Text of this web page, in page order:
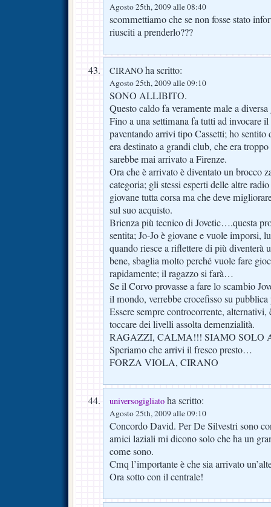
Agosto 25th, 2009 alle 08:40
scommettiamo che se non fosse stato
riusciti a prenderlo???
CIRANO ha scritto:
Agosto 25th, 2009 alle 09:10
SONO ALLIBITO.
Questo caldo fa veramente male a diversa
Fino a una settimana fa tutti ad invocare
paventando arrivi tipo Cassetti; ho
era destinato a grandi club, che era
sarebbe mai arrivato a Firenze.
Ora che è arrivato è diventato un brocco
categoria; gli stessi esperti delle altre
giovane tutta corsa ma che deve
sul suo acquisto.
Brienza più tecnico di Jovetic….questa
sentita; Jo-Jo è giovane e vuole imporsi,
quando riesce a riflettere di più diventerà
bene, sbaglia molto perché vuole fare
rapidamente; il ragazzo si farà…
Se il Corvo provasse a fare lo scambio
il mondo, verrebbe crocefisso su pubblica
Essere sempre controcorrente,
toccare dei livelli assolta demenzialità.
RAGAZZI, CALMA!!! SIAMO SOLO
Speriamo che arrivi il fresco presto…
FORZA VIOLA, CIRANO
universogigliato ha scritto:
Agosto 25th, 2009 alle 09:10
Concordo David. Per De Silvestri sono
amici laziali mi dicono solo che ha un
come sono.
Cmq l’importante è che sia arrivato
Ora sotto con il centrale!